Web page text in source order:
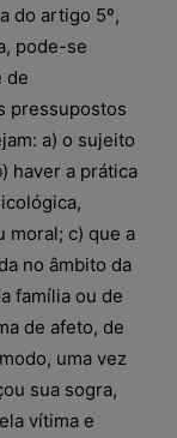
do artigo 5º,
pode-se
de
pressupostos
a) o sujeito
haver a prática
moral; c) que a
no âmbito da
família ou de
de afeto, de
uma vez
sua sogra,
vítima e